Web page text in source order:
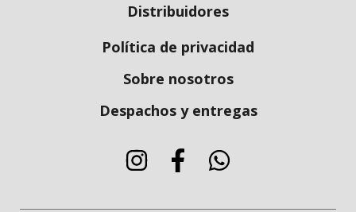
Distribuidores
Política de privacidad
Sobre nosotros
Despachos y entregas